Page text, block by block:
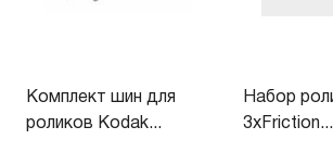
Комплект шин для
роликов Kodak...
Набор
3xFriction...